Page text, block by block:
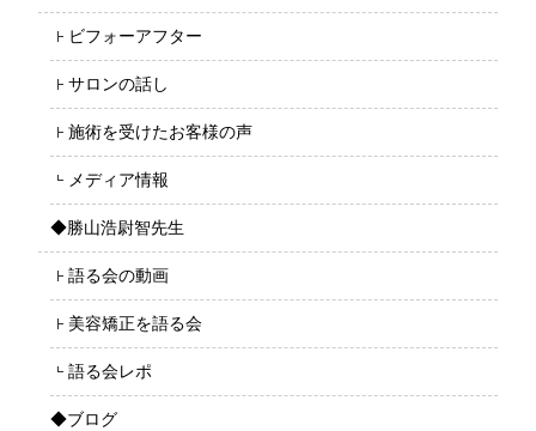
ビフォーアフター
サロンの話し
施術を受けたお客様の声
メディア情報
◆勝山浩尉智先生
語る会の動画
美容矯正を語る会
語る会レポ
◆ブログ